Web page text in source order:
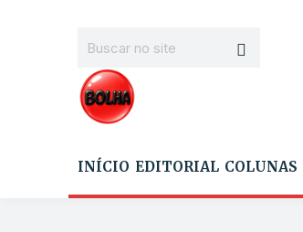
INÍCIO EDITORIAL COLUNAS